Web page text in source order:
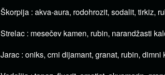
Škorpija : akva-aura, rodohrozit, sodalit, tirkiz,
Strelac : mesečev kamen, rubin, narandžasti
Jarac : oniks, crni dijamant, granat, rubin, dimni